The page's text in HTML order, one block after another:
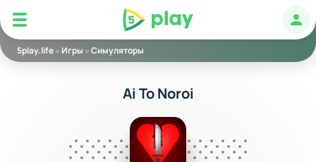
5play
5play.life» Игры »Симуляторы
Ai To Noroi